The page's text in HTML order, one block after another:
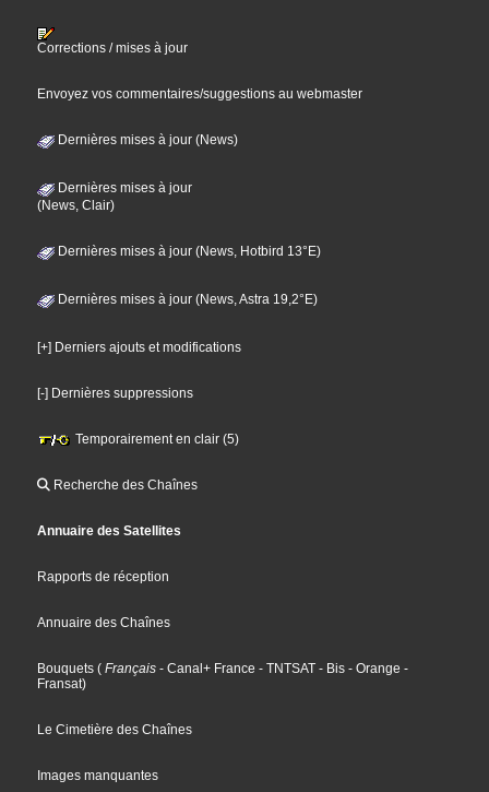
Corrections / mises à jour
Envoyez vos commentaires/suggestions au webmaster
Dernières mises à jour (News)
Dernières mises à jour
(News, Clair)
Dernières mises à jour (News, Hotbird 13°E)
Dernières mises à jour (News, Astra 19,2°E)
[+] Derniers ajouts et modifications
[-] Dernières suppressions
Temporairement en clair (5)
Recherche des Chaînes
Annuaire des Satellites
Rapports de réception
Annuaire des Chaînes
Bouquets ( Français - Canal+ France - TNTSAT - Bis - Orange -
Fransat)
Le Cimetière des Chaînes
Images manquantes